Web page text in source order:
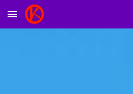
Skip to main content